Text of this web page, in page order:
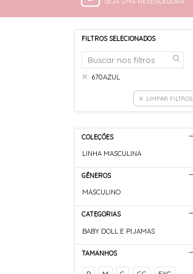
FILTROS SELECIONADOS
670AZUL
LIMPAR FILTROS
COLEÇÕES
LINHA MASCULINA
GÊNEROS
MASCULINO
CATEGORIAS
BABY DOLL E PIJAMAS
TAMANHOS